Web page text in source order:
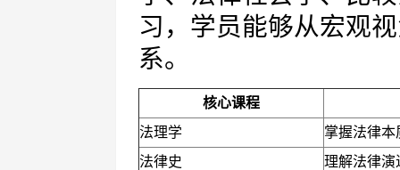
习，学员能够从宏观
系。
核心课程
法理学
掌握法律本
法律史
理解法律演